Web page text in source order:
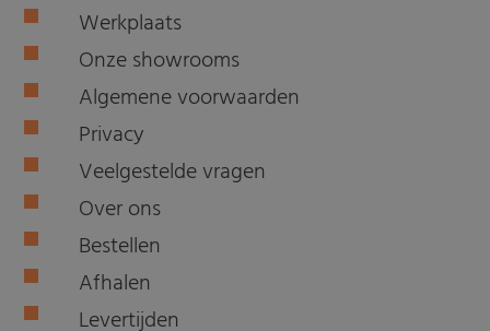
Werkplaats
Onze showrooms
Algemene voorwaarden
Privacy
Veelgestelde vragen
Over ons
Bestellen
Afhalen
Levertijden